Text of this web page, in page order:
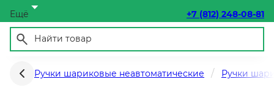
Ещё +7 (812) 248-08-81
Ручки шариковые неавтоматические Ручки